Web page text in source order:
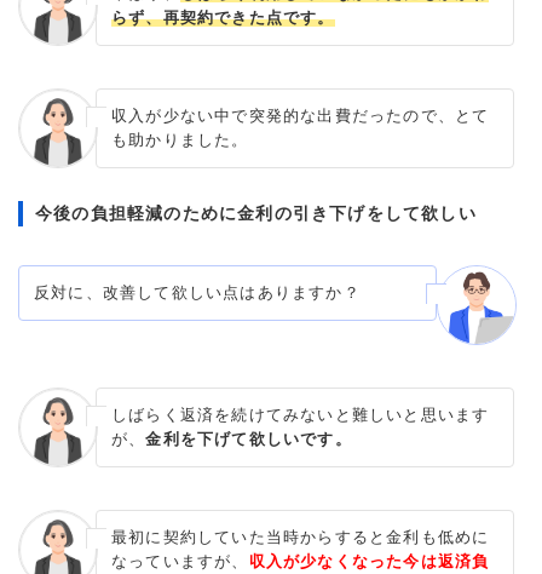
らず、再契約できた点です。
収入が少ない中で突発的な出費だったので、とて
も助かりました。
今後の負担軽減のために金利の引き下げをして欲しい
反対に、改善して欲しい点はありますか？
しばらく返済を続けてみないと難しいと思います
が、金利を下げて欲しいです。
最初に契約していた当時からすると金利も低めに
なっていますが、 収入が少なくなった今は返済負